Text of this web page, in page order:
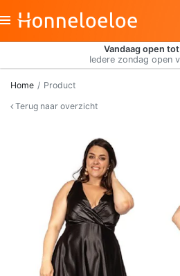
Vandaag open
Iedere zondag open
Home
Product
Terug naar overzicht